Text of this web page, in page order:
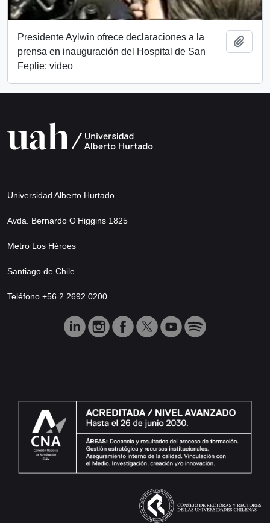
Presidente Aylwin ofrece declaraciones a la
prensa en inauguración del Hospital de San
Feplie: video
Universidad Alberto Hurtado
Avda. Bernardo O’Higgins 1825
Metro Los Héroes
Santiago de Chile
Teléfono +56 2 2692 0200